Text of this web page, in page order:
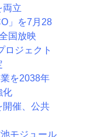
両立
」を7月28
国放映
ロジェクト
を2038年
化
開催、公共
モジュール